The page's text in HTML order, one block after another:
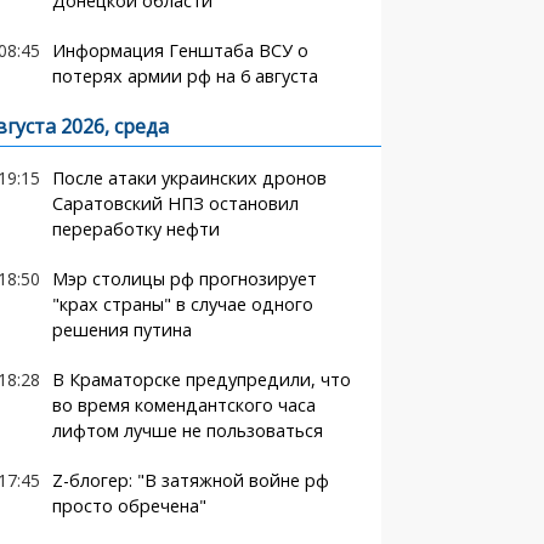
Информация Генштаба ВСУ о
потерях армии рф на 6 августа
2026, среда
После атаки украинских дронов
Саратовский НПЗ остановил
переработку нефти
Мэр столицы рф прогнозирует
"крах страны" в случае одного
решения путина
В Краматорске предупредили, что
во время комендантского часа
лифтом лучше не пользоваться
Z-блогер: "В затяжной войне рф
просто обречена"